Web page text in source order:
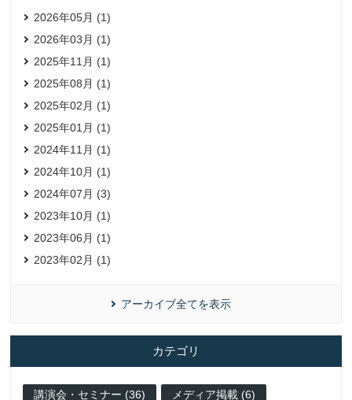
2026年05月 (1)
2026年03月 (1)
2025年11月 (1)
2025年08月 (1)
2025年02月 (1)
2025年01月 (1)
2024年11月 (1)
2024年10月 (1)
2024年07月 (3)
2023年10月 (1)
2023年06月 (1)
2023年02月 (1)
アーカイブ全てを表示
カテゴリ
講演会・セミナー (36)
メディア掲載 (6)